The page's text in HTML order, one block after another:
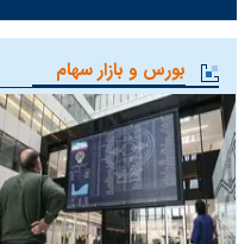
بورس و بازار سهام